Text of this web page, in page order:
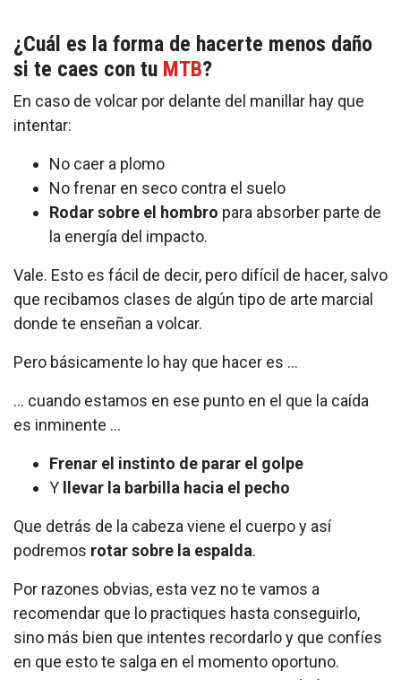
¿Cuál es la forma de hacerte menos daño
si te caes con tu MTB?
En caso de volcar por delante del manillar hay que
intentar:
No caer a plomo
No frenar en seco contra el suelo
Rodarsobre el hombro para absorber parte de
la energía del impacto.
Vale. Esto es fácil de decir, pero difícil de hacer, salvo
que recibamos clases de algún tipo de arte marcial
donde te enseñan a volcar.
Pero básicamente lo hay que hacer es …
… cuando estamos en ese punto en el que la caída
es inminente …
Frenar el instinto de parar el golpe
Y
llevar la barbilla hacia el pecho
Que detrás de la cabeza viene el cuerpo y así
podremos rotar sobre la espalda.
Por razones obvias, esta vez no te vamos a
recomendar que lo practiques hasta conseguirlo,
sino más bien que intentes recordarlo y que confíes
en que esto te salga en el momento oportuno.